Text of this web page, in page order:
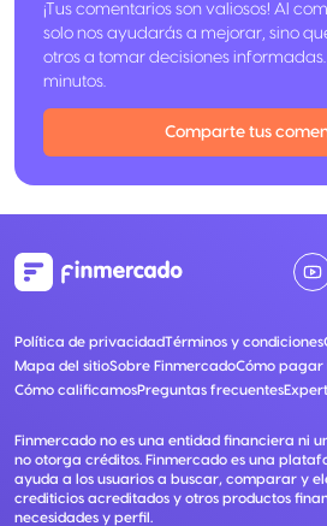
¡Tus comentarios son valiosos! Al
solo nos ayudarás a mejorar, sino
otros a tomar decisiones
minutos.
Comparte tus
Política de privacidadTérminos y condiciones
Mapa del sitioSobre FinmercadoCómo pagar
Cómo calificamosPreguntas frecuentes
Finmercado no es una entidad financiera ni
no otorga créditos. Finmercado es una
ayuda a los usuarios a buscar, comparar y
crediticios acreditados y otros productos
necesidades y perfil.